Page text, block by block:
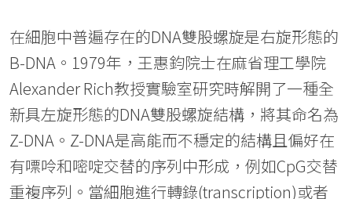
在細胞中普遍存在的DNA雙股螺旋是右旋形態的
B-DNA。1979年，王惠鈞院士在麻省理工學院
Alexander Rich教授實驗室研究時解開了一種全
新具左旋形態的DNA雙股螺旋結構，將其命名為
Z-DNA。Z-DNA是高能而不穩定的結構且偏好在
有嘌呤和嘧啶交替的序列中形成，例如CpG交替
重複序列。當細胞進行轉錄(transcription)或者